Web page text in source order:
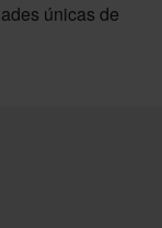
únicas de